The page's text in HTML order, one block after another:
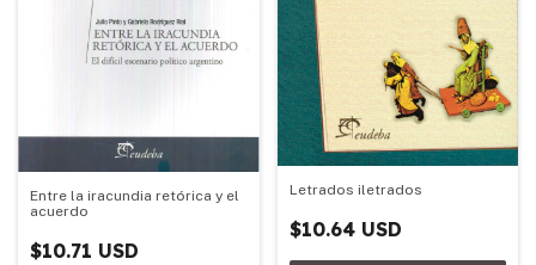
Entre la iracundia retórica y el
acuerdo
$10.71 USD
Letrados iletrados
$10.64 USD